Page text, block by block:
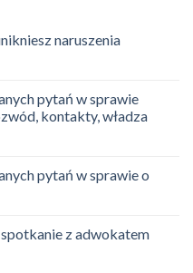
naruszenia
pytań w sprawie
kontakty, władza
pytań w sprawie o
z adwokatem